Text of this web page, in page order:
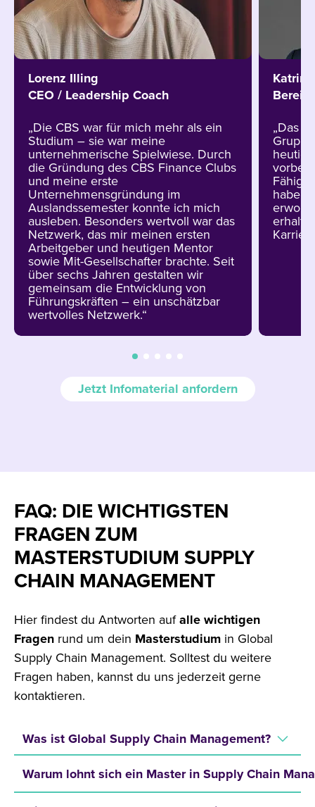
Lorenz Illing
CEO / Leadership Coach
„Die CBS war für mich mehr als ein
Studium – sie war meine
unternehmerische Spielwiese. Durch
die Gründung des CBS Finance Clubs
und meine erste
Unternehmensgründung im
Auslandssemester konnte ich mich
ausleben. Besonders wertvoll war das
Netzwerk, das mir meinen ersten
Arbeitgeber und heutigen Mentor
sowie Mit-Gesellschafter brachte. Seit
über sechs Jahren gestalten wir
gemeinsam die Entwicklung von
Führungskräften – ein unschätzbar
wertvolles Netzwerk.“
Katrin
„Das
habe
Jetzt Infomaterial anfordern
FAQ: DIE WICHTIGSTEN
FRAGEN ZUM
MASTERSTUDIUM SUPPLY
CHAIN MANAGEMENT
Hier findest du Antworten aufalle wichtigen
Fragen rund um dein Masterstudium in Global
Supply Chain Management. Solltest du weitere
Fragen haben, kannst du uns jederzeit gerne
kontaktieren.
Was ist Global Supply Chain Management?
Warum lohnt sich ein Master in Supply Chain